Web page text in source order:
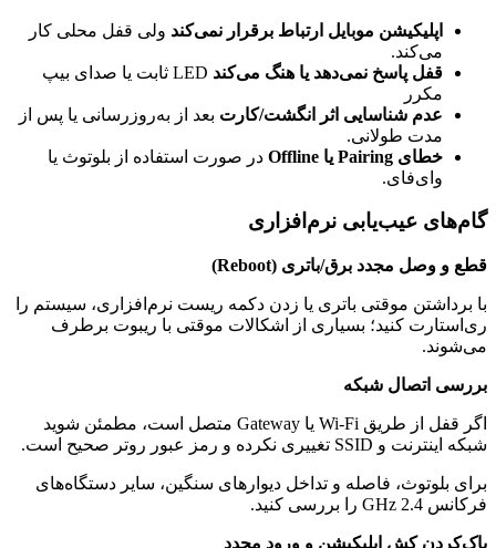
اپلیکیشن موبایل ارتباط برقرار نمی‌کند ولی قفل محلی کار
می‌کند.
قفل پاسخ نمی‌دهد یا هنگ می‌کند
LED ثابت یا صدای بیپ
مکرر
عدم شناسایی اثر انگشت/کارت بعد از به‌روزرسانی یا پس از
مدت طولانی.
خطای
یا
در صورت استفاده از بلوتوث یا
وای‌فای.
گام‌های عیب‌یابی نرم‌افزاری
قطع و وصل مجدد برق/باتری (Reboot)
با برداشتن موقتی باتری یا زدن دکمه ریست نرم‌افزاری، سیستم را
ری‌استارت کنید؛ بسیاری از اشکالات موقتی با ریبوت برطرف
می‌شوند.
بررسی اتصال شبکه
اگر قفل از طریق Wi-Fi یا Gateway متصل است، مطمئن شوید
شبکه اینترنت و SSID تغییری نکرده و رمز عبور روتر صحیح است.
برای بلوتوث، فاصله و تداخل دیوارهای سنگین، سایر دستگاه‌های
فرکانس 2.4 GHz را بررسی کنید.
پاک‌کردن کش اپلیکیشن و ورود مجدد